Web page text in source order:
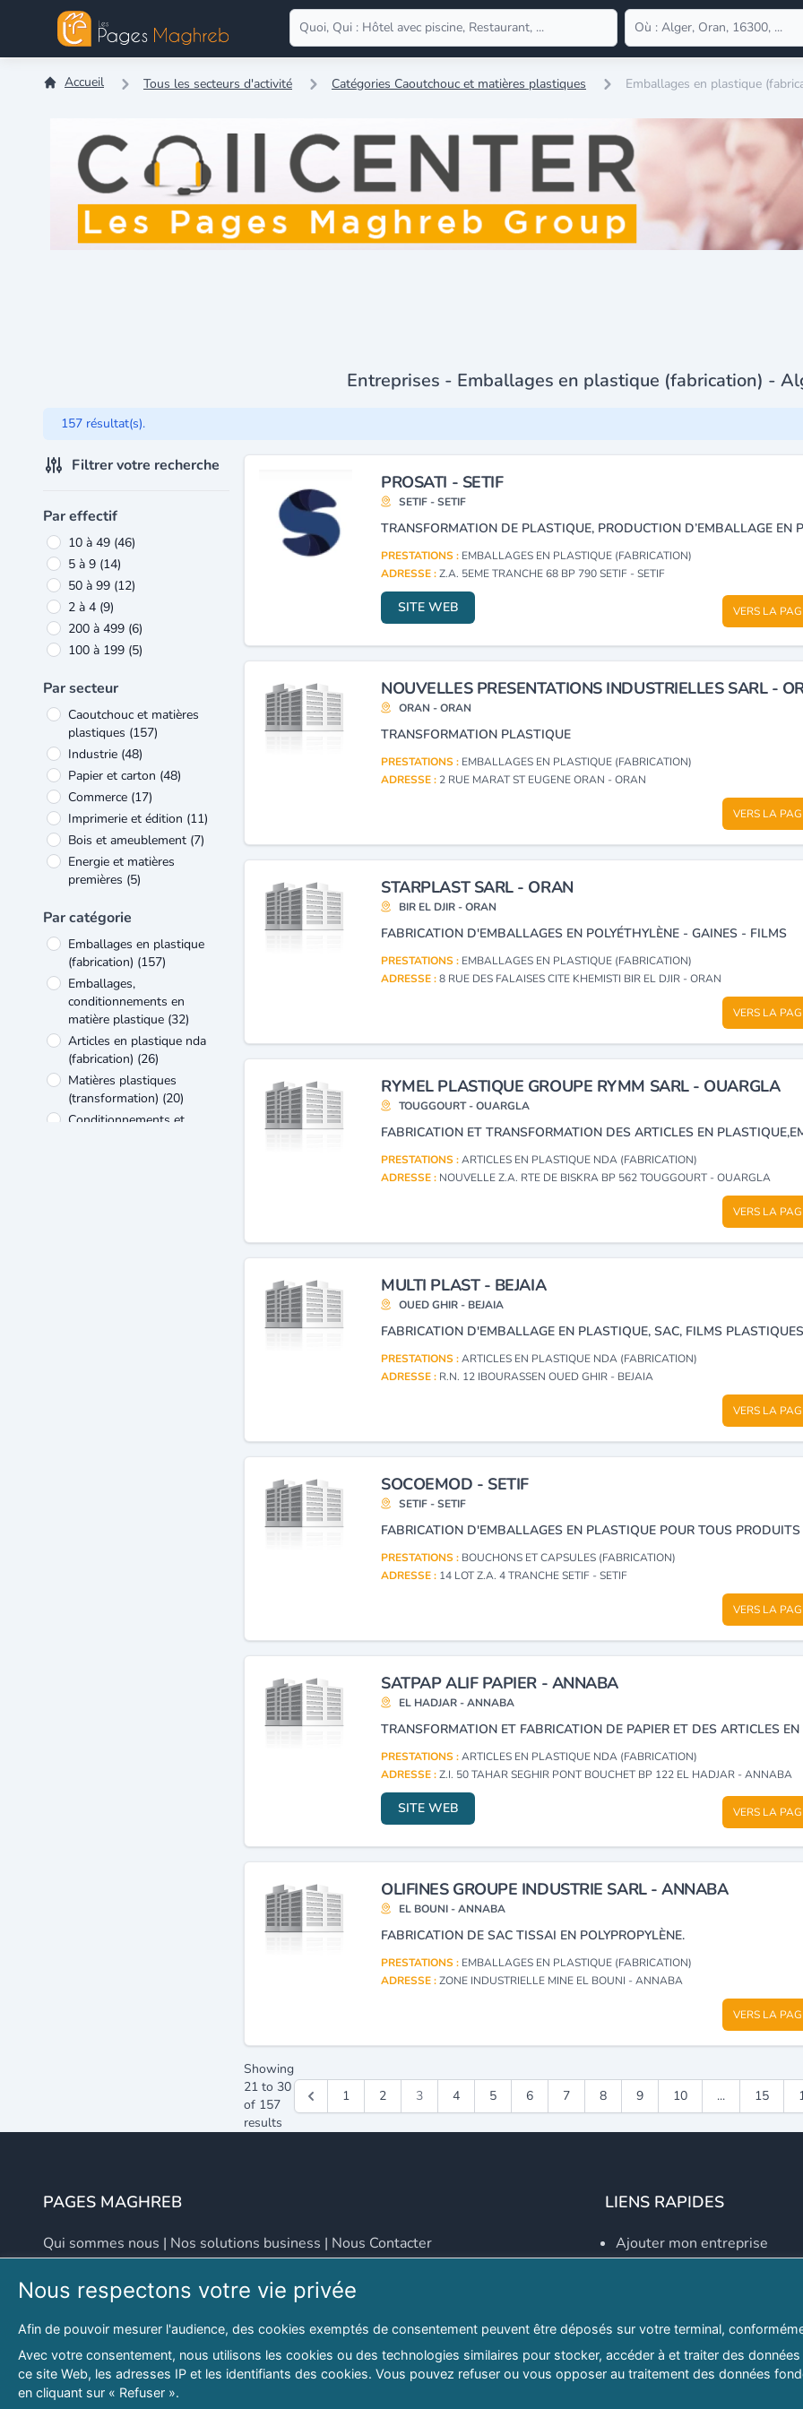
Accueil Tous les secteurs d'activité Catégories Caoutchouc et matières plastiques Emballages en plastique
Entreprises - Emballages en plastique (fabrication) -
157 résultat(s).
Filtrer votre recherche
Par effectif
10 à 49 (46)
5 à 9 (14)
50 à 99 (12)
2 à 4 (9)
200 à 499 (6)
100 à 199 (5)
Par secteur
Caoutchouc et matières
plastiques (157)
Industrie (48)
Papier et carton (48)
Commerce (17)
Imprimerie et édition (11)
Bois et ameublement (7)
Energie et matières
premières (5)
construction
Chimie et pharmacie(4)
Construction mécanique et
industrie - équipements
Par catégorie
Emballages en plastique
(fabrication) (157)
Emballages,
conditionnements en
matière plastique (32)
Articles en plastique nda
(fabrication) (26)
Matières plastiques
(transformation) (20)
Conditionnements et
PROSATI - SETIF
SETIF - SETIF
PRESTATIONS : EMBALLAGES EN PLASTIQUE (FABRICATION)
ADRESSE :Z.A. 5EME TRANCHE 68 BP 790 SETIF - SETIF
SITE WEB VERS LA
NOUVELLES PRESENTATIONS INDUSTRIELLES SARL -
ORAN - ORAN
TRANSFORMATION PLASTIQUE
PRESTATIONS : EMBALLAGES EN PLASTIQUE (FABRICATION)
ADRESSE : 2 RUE MARAT ST EUGENE ORAN - ORAN
VERS LA
STARPLAST SARL - ORAN
BIR EL DJIR - ORAN
FABRICATION D'EMBALLAGES EN POLYÉTHYLÈNE - GAINES - FILMS
PRESTATIONS : EMBALLAGES EN PLASTIQUE (FABRICATION)
ADRESSE :8 RUE DES FALAISES CITE KHEMISTI BIR EL DJIR - ORAN
VERS LA
RYMEL PLASTIQUE GROUPE RYMM SARL - OUARGLA
TOUGGOURT - OUARGLA
PRESTATIONS :ARTICLES EN PLASTIQUE NDA (FABRICATION)
ADRESSE : NOUVELLE Z.A. RTE DE BISKRA BP 562 TOUGGOURT - OUARGLA
VERS LA
MULTI PLAST - BEJAIA
OUED GHIR - BEJAIA
PRESTATIONS :ARTICLES EN PLASTIQUE NDA (FABRICATION)
ADRESSE : R.N. 12 IBOURASSEN OUED GHIR - BEJAIA
VERS LA
SOCOEMOD - SETIF
SETIF - SETIF
PRESTATIONS : BOUCHONS ET CAPSULES (FABRICATION)
ADRESSE : 14 LOT Z.A. 4 TRANCHE SETIF - SETIF
VERS LA
SATPAP ALIF PAPIER - ANNABA
EL HADJAR - ANNABA
PRESTATIONS :ARTICLES EN PLASTIQUE NDA (FABRICATION)
ADRESSE :Z.I. 50 TAHAR SEGHIR PONT BOUCHET BP 122 EL HADJAR - ANNABA
SITE WEB VERS LA
OLIFINES GROUPE INDUSTRIE SARL - ANNABA
EL BOUNI - ANNABA
FABRICATION DE SAC TISSAI EN POLYPROPYLÈNE.
PRESTATIONS : EMBALLAGES EN PLASTIQUE (FABRICATION)
ADRESSE :ZONE INDUSTRIELLE MINE EL BOUNI - ANNABA
VERS LA
Showing
21 to 30
of 157
results
1 2 3 4 5 6 7 8 9 10 ... 15
PAGES MAGHREB
Qui sommes nous | Nos solutions business | Nous Contacter
Adresse
46 LOT. PETITE PROVENCE SIDI YAHIA
Hydra, Alger (16), Algérie
Email
contact@lespagesmaghreb.com
LIENS RAPIDES
Ajouter mon entreprise
Explorer par secteurs
Explorer par willayas
Le Guide D'Alger, guide-
Nous respectons votre vie privée
Afin de pouvoir mesurer l'audience, des cookies exemptés de consentement peuvent être déposés sur votre terminal,
Avec votre consentement, nous utilisons les cookies ou des technologies similaires pour stocker, accéder à et traiter des
ce site Web, les adresses IP et les identifiants des cookies. Vous pouvez refuser ou vous opposer au traitement des données
en cliquant sur « Refuser ».